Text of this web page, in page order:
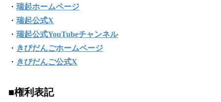
・ 瑞起ホームページ
・ 瑞起公式X
・ 瑞起公式YouTubeチャンネル
・ きびだんごホームページ
・ きびだんご公式X
■権利表記